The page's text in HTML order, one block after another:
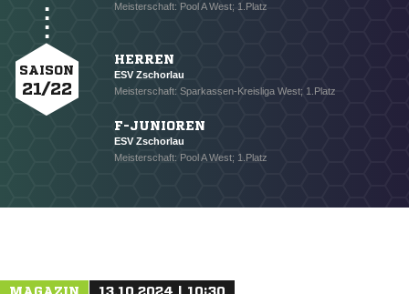
Meisterschaft: Pool A West; 1.Platz
SAISON
21/22
HERREN
ESV Zschorlau
Meisterschaft: Sparkassen-Kreisliga West; 1.Platz
F-JUNIOREN
ESV Zschorlau
Meisterschaft: Pool A West; 1.Platz
MAGAZIN 13.10.2024 | 10:30